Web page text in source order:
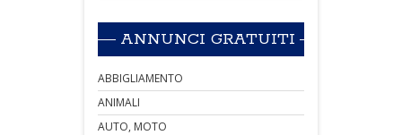
ANNUNCI GRATUITI
ABBIGLIAMENTO
ANIMALI
AUTO, MOTO